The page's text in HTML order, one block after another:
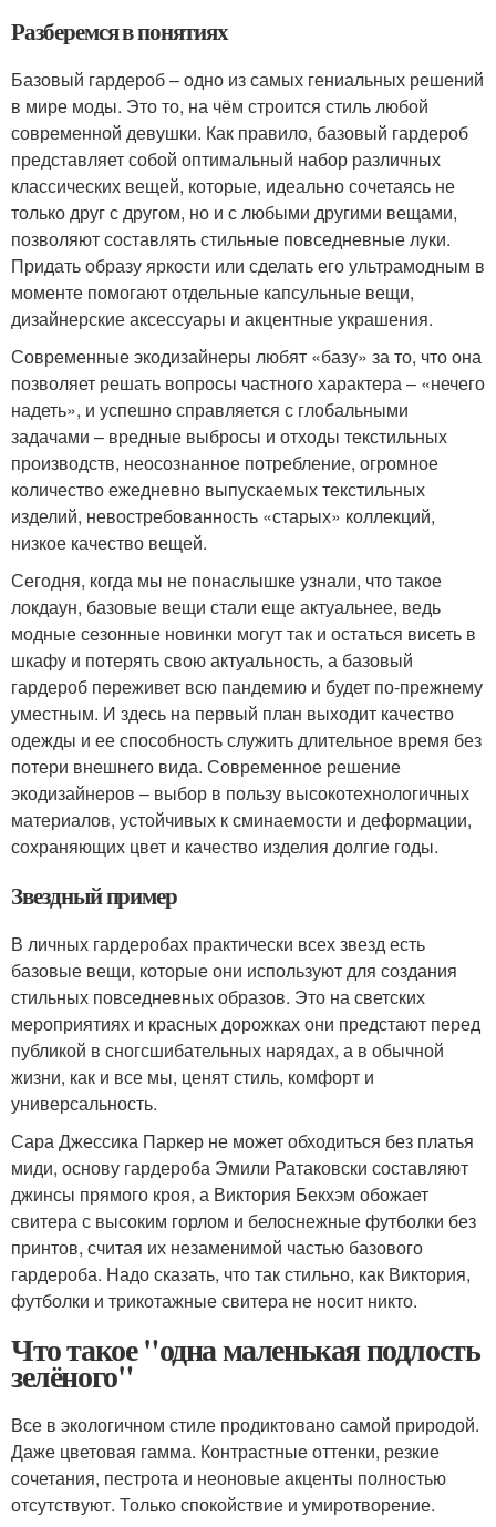
Разберемся в понятиях
Базовый гардероб – одно из самых гениальных решений
в мире моды. Это то, на чём строится стиль любой
современной девушки. Как правило, базовый гардероб
представляет собой оптимальный набор различных
классических вещей, которые, идеально сочетаясь не
только друг с другом, но и с любыми другими вещами,
позволяют составлять стильные повседневные луки.
Придать образу яркости или сделать его ультрамодным в
моменте помогают отдельные капсульные вещи,
дизайнерские аксессуары и акцентные украшения.
Современные экодизайнеры любят «базу» за то, что она
позволяет решать вопросы частного характера – «нечего
надеть», и успешно справляется с глобальными
задачами – вредные выбросы и отходы текстильных
производств, неосознанное потребление, огромное
количество ежедневно выпускаемых текстильных
изделий, невостребованность «старых» коллекций,
низкое качество вещей.
Сегодня, когда мы не понаслышке узнали, что такое
локдаун, базовые вещи стали еще актуальнее, ведь
модные сезонные новинки могут так и остаться висеть в
шкафу и потерять свою актуальность, а базовый
гардероб переживет всю пандемию и будет по-прежнему
уместным. И здесь на первый план выходит качество
одежды и ее способность служить длительное время без
потери внешнего вида. Современное решение
экодизайнеров – выбор в пользу высокотехнологичных
материалов, устойчивых к сминаемости и деформации,
сохраняющих цвет и качество изделия долгие годы.
Звездный пример
В личных гардеробах практически всех звезд есть
базовые вещи, которые они используют для создания
стильных повседневных образов. Это на светских
мероприятиях и красных дорожках они предстают перед
публикой в сногсшибательных нарядах, а в обычной
жизни, как и все мы, ценят стиль, комфорт и
универсальность.
Сара Джессика Паркер не может обходиться без платья
миди, основу гардероба Эмили Ратаковски составляют
джинсы прямого кроя, а Виктория Бекхэм обожает
свитера с высоким горлом и белоснежные футболки без
принтов, считая их незаменимой частью базового
гардероба. Надо сказать, что так стильно, как Виктория,
футболки и трикотажные свитера не носит никто.
Что такое "одна маленькая подлость
зелёного"
Все в экологичном стиле продиктовано самой природой.
Даже цветовая гамма. Контрастные оттенки, резкие
сочетания, пестрота и неоновые акценты полностью
отсутствуют. Только спокойствие и умиротворение.